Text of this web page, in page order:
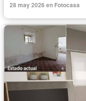
28 may 2026 en Fotocasa